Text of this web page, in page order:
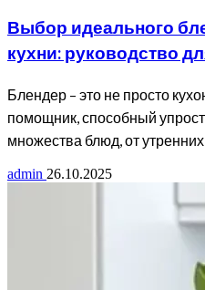
Выбор идеального
кухни: руководство
Блендер – это не просто
помощник, способный
множества блюд, от
admin 26.10.2025